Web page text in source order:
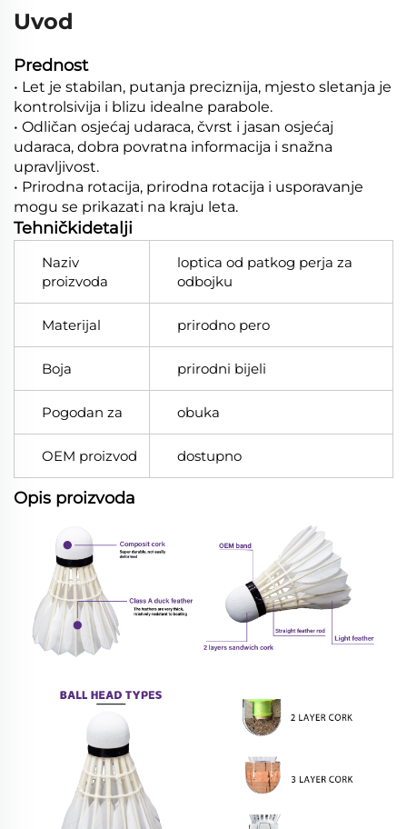
Uvod
Prednost
• Let je stabilan, putanja preciznija, mjesto sletanja je
kontrolsivija i blizu idealne parabole.
• Odličan osjećaj udaraca, čvrst i jasan osjećaj
udaraca, dobra povratna informacija i snažna
upravljivost.
• Prirodna rotacija, prirodna rotacija i usporavanje
mogu se prikazati na kraju leta.
Tehničkidetalji
Naziv
proizvoda
loptica od patkog perja za
odbojku
Materijal prirodno pero
Boja prirodni bijeli
Pogodan za obuka
OEM proizvod dostupno
Opis proizvoda